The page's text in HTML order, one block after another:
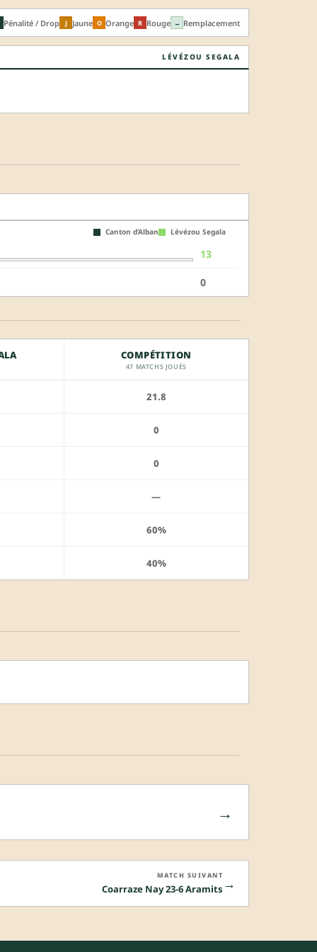
Pénalité / Drop J Jaune O Orange R Rouge ↔ Remplacement
LÉVÉZOU SEGALA
Canton d’Alban Lévézou Segala
13
0
COMPÉTITION
47 MATCHS JOUÉS
21.8
0
0
—
60%
40%
→
→
MATCH SUIVANT
Coarraze Nay 23-6 Aramits